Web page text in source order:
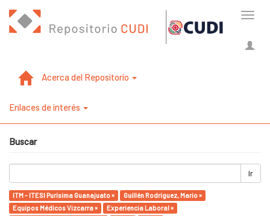
Acerca del Repositorio
Enlaces de interés
Buscar
Ir
ITM - ITESI Purísima Guanajuato ×
Guillén Rodríguez, Mario ×
Equipos Médicos Vizcarra ×
Experiencia Laboral ×